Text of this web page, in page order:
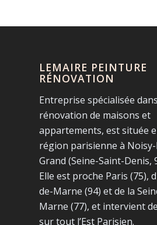
LEMAIRE PEINTURE
RÉNOVATION
Entreprise spécialisée dans
rénovation de maisons et
appartements, est située
région parisienne à
Grand (Seine-Saint-Denis,
Elle est proche Paris (75),
de-Marne (94) et de la
Marne (77), et intervient
sur tout l’Est Parisien.